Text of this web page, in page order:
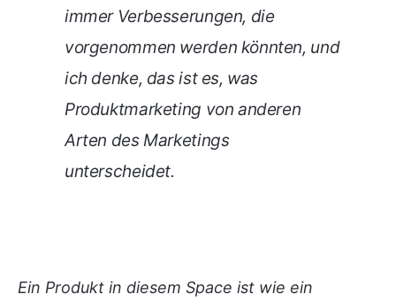
immer Verbesserungen, die
vorgenommen werden könnten, und
ich denke, das ist es, was
Produktmarketing von anderen
Arten des Marketings
unterscheidet.
Ein Produkt in diesem Space ist wie ein